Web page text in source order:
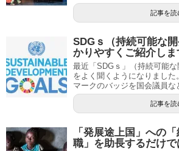
記事を読
SDGｓ（持続可能な
かりやすくご紹介しま
最近「SDGｓ」（持続可能
をよく聞くようになりまし
マークのバッジを国会議員な
記事を読
「発展途上国」への
職」を助長するだけで